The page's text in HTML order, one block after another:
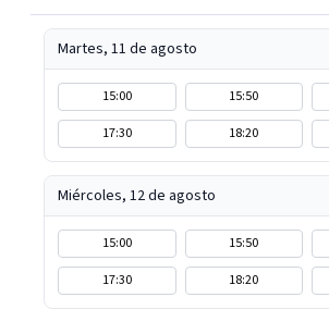
Martes, 11 de agosto
15:00 15:50
17:30
18:20
Miércoles, 12 de agosto
15:00 15:50
17:30
18:20